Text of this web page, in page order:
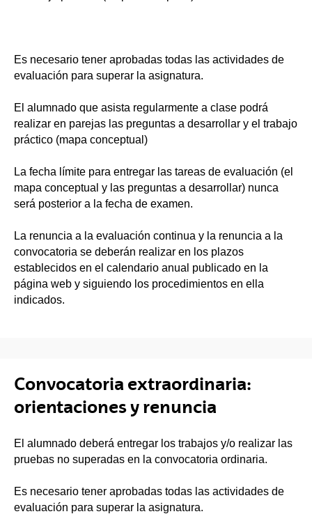
Es necesario tener aprobadas todas las actividades de
evaluación para superar la asignatura.
El alumnado que asista regularmente a clase podrá
realizar en parejas las preguntas a desarrollar y el trabajo
práctico (mapa conceptual)
La fecha límite para entregar las tareas de evaluación (el
mapa conceptual y las preguntas a desarrollar) nunca
será posterior a la fecha de examen.
La renuncia a la evaluación continua y la renuncia a la
convocatoria se deberán realizar en los plazos
establecidos en el calendario anual publicado en la
página web y siguiendo los procedimientos en ella
indicados.
Convocatoria extraordinaria:
orientaciones y renuncia
El alumnado deberá entregar los trabajos y/o realizar las
pruebas no superadas en la convocatoria ordinaria.
Es necesario tener aprobadas todas las actividades de
evaluación para superar la asignatura.